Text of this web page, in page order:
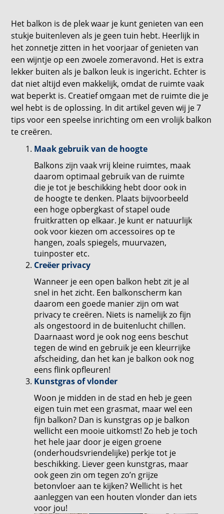
Het balkon is de plek waar je kunt genieten van een
stukje buitenleven als je geen tuin hebt. Heerlijk in
het zonnetje zitten in het voorjaar of genieten van
een wijntje op een zwoele zomeravond. Het is extra
lekker buiten als je balkon leuk is ingericht. Echter is
dat niet altijd even makkelijk, omdat de ruimte vaak
wat beperkt is. Creatief omgaan met de ruimte die je
wel hebt is de oplossing. In dit artikel geven wij je 7
tips voor een speelse inrichting om een vrolijk balkon
te creëren.
Maak gebruik van de hoogte
Balkons zijn vaak vrij kleine ruimtes, maak
daarom optimaal gebruik van de ruimte
die je tot je beschikking hebt door ook in
de hoogte te denken. Plaats bijvoorbeeld
een hoge opbergkast of stapel oude
fruitkratten op elkaar. Je kunt er natuurlijk
ook voor kiezen om accessoires op te
hangen, zoals spiegels, muurvazen,
tuinposter etc.
Creëer privacy
Wanneer je een open balkon hebt zit je al
snel in het zicht. Een balkonscherm kan
daarom een goede manier zijn om wat
privacy te creëren. Niets is namelijk zo fijn
als ongestoord in de buitenlucht chillen.
Daarnaast word je ook nog eens beschut
tegen de wind en gebruik je een kleurrijke
afscheiding, dan het kan je balkon ook nog
eens flink opfleuren!
Kunstgras of vlonder
Woon je midden in de stad en heb je geen
eigen tuin met een grasmat, maar wel een
fijn balkon? Dan is kunstgras op je balkon
wellicht een mooie uitkomst! Zo heb je toch
het hele jaar door je eigen groene
(onderhoudsvriendelijke) perkje tot je
beschikking. Liever geen kunstgras, maar
ook geen zin om tegen zo’n grijze
betonvloer aan te kijken? Wellicht is het
aanleggen van een houten vlonder dan iets
voor jou!